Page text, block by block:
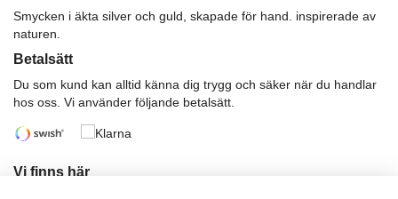
Smycken i äkta silver och guld, skapade för hand. inspirerade av
naturen.
Betalsätt
Du som kund kan alltid känna dig trygg och säker när du handlar
hos oss. Vi använder följande betalsätt.
Vi finns här